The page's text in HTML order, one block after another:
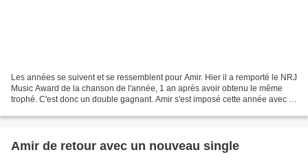
Les années se suivent et se ressemblent pour Amir. Hier il a remporté le NRJ
Music Award de la chanson de l'année, 1 an après avoir obtenu le même
trophé. C'est donc un double gagnant. Amir s'est imposé cette année avec le
Amir de retour avec un nouveau single